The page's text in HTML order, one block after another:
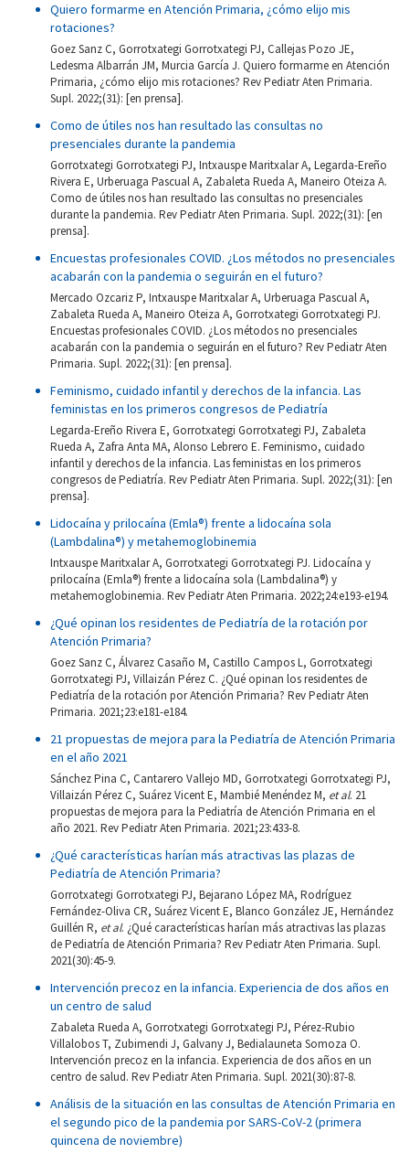
Quiero formarme en Atención Primaria, ¿cómo elijo mis
rotaciones?
Goez Sanz C, Gorrotxategi Gorrotxategi PJ, Callejas Pozo JE,
Ledesma Albarrán JM, Murcia García J. Quiero formarme en Atención
Primaria, ¿cómo elijo mis rotaciones? Rev Pediatr Aten Primaria.
Supl. 2022;(31): [en prensa].
Como de útiles nos han resultado las consultas no
presenciales durante la pandemia
Gorrotxategi Gorrotxategi PJ, Intxauspe Maritxalar A, Legarda-Ereño
Rivera E, Urberuaga Pascual A, Zabaleta Rueda A, Maneiro Oteiza A.
Como de útiles nos han resultado las consultas no presenciales
durante la pandemia. Rev Pediatr Aten Primaria. Supl. 2022;(31): [en
prensa].
Encuestas profesionales COVID. ¿Los métodos no presenciales
acabarán con la pandemia o seguirán en el futuro?
Mercado Ozcariz P, Intxauspe Maritxalar A, Urberuaga Pascual A,
Zabaleta Rueda A, Maneiro Oteiza A, Gorrotxategi Gorrotxategi PJ.
Encuestas profesionales COVID. ¿Los métodos no presenciales
acabarán con la pandemia o seguirán en el futuro? Rev Pediatr Aten
Primaria. Supl. 2022;(31): [en prensa].
Feminismo, cuidado infantil y derechos de la infancia. Las
feministas en los primeros congresos de Pediatría
Legarda-Ereño Rivera E, Gorrotxategi Gorrotxategi PJ, Zabaleta
Rueda A, Zafra Anta MA, Alonso Lebrero E. Feminismo, cuidado
infantil y derechos de la infancia. Las feministas en los primeros
congresos de Pediatría. Rev Pediatr Aten Primaria. Supl. 2022;(31): [en
prensa].
Lidocaína y prilocaína (Emla®) frente a lidocaína sola
(Lambdalina®) y metahemoglobinemia
Intxauspe Maritxalar A, Gorrotxategi Gorrotxategi PJ. Lidocaína y
prilocaína (Emla®) frente a lidocaína sola (Lambdalina®) y
metahemoglobinemia. Rev Pediatr Aten Primaria. 2022;24:e193-e194.
¿Qué opinan los residentes de Pediatría de la rotación por
Atención Primaria?
Goez Sanz C, Álvarez Casaño M, Castillo Campos L, Gorrotxategi
Gorrotxategi PJ, Villaizán Pérez C. ¿Qué opinan los residentes de
Pediatría de la rotación por Atención Primaria? Rev Pediatr Aten
Primaria. 2021;23:e181-e184.
21 propuestas de mejora para la Pediatría de Atención Primaria
en el año 2021
Sánchez Pina C, Cantarero Vallejo MD, Gorrotxategi Gorrotxategi PJ,
Villaizán Pérez C, Suárez Vicent E, Mambié Menéndez M, et al. 21
propuestas de mejora para la Pediatría de Atención Primaria en el
año 2021. Rev Pediatr Aten Primaria. 2021;23:433-8.
¿Qué características harían más atractivas las plazas de
Pediatría de Atención Primaria?
Gorrotxategi Gorrotxategi PJ, Bejarano López MA, Rodríguez
Fernández-Oliva CR, Suárez Vicent E, Blanco González JE, Hernández
Guillén R, et al. ¿Qué características harían más atractivas las plazas
de Pediatría de Atención Primaria? Rev Pediatr Aten Primaria. Supl.
2021(30):45-9.
Intervención precoz en la infancia. Experiencia de dos años en
un centro de salud
Zabaleta Rueda A, Gorrotxategi Gorrotxategi PJ, Pérez-Rubio
Villalobos T, Zubimendi J, Galvany J, Bedialauneta Somoza O.
Intervención precoz en la infancia. Experiencia de dos años en un
centro de salud. Rev Pediatr Aten Primaria. Supl. 2021(30):87-8.
Análisis de la situación en las consultas de Atención Primaria en
el segundo pico de la pandemia por SARS-CoV-2 (primera
quincena de noviembre)